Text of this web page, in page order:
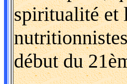
spiritualité et
début du